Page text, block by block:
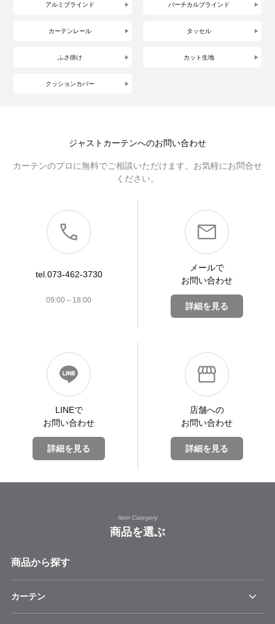
アルミブラインド バーチカルブラインド
カーテンレール タッセル
ふさ掛け カット生地
クッションカバー
ジャストカーテンへのお問い合わせ
カーテンのプロに無料でご相談いただけます。お気軽にお問合せ
ください。
tel.073-462-3730
09:00～18:00
メールで
お問い合わせ
詳細を見る
LINEで
お問い合わせ
詳細を見る
店舗への
お問い合わせ
詳細を見る
Item Category
商品を選ぶ
商品から探す
カーテン